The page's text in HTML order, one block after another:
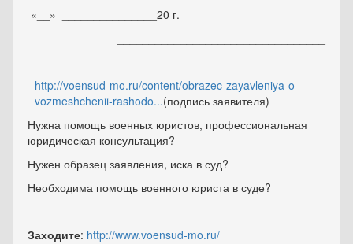
«__»
_______________20 г.
http://voensud-mo.ru/content/obrazec-zayavleniya-o-
vozmeshchenii-rashodo...(подпись заявителя)
Нужна помощь военных юристов, профессиональная
юридическая консультация?
Нужен образец заявления, иска в суд?
Необходима помощь военного юриста в суде?
Заходите: http://www.voensud-mo.ru/